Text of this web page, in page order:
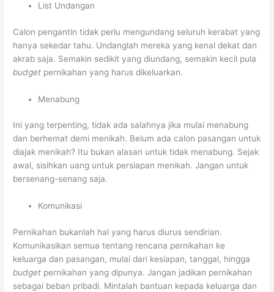
List Undangan
Calon pengantin tidak perlu mengundang seluruh kerabat yang
hanya sekedar tahu. Undanglah mereka yang kenal dekat dan
akrab saja. Semakin sedikit yang diundang, semakin kecil pula
budget pernikahan yang harus dikeluarkan.
Menabung
Ini yang terpenting, tidak ada salahnya jika mulai menabung
dan berhemat demi menikah. Belum ada calon pasangan untuk
diajak menikah? Itu bukan alasan untuk tidak menabung. Sejak
awal, sisihkan uang untuk persiapan menikah. Jangan untuk
bersenang-senang saja.
Komunikasi
Pernikahan bukanlah hal yang harus diurus sendirian.
Komunikasikan semua tentang rencana pernikahan ke
keluarga dan pasangan, mulai dari kesiapan, tanggal, hingga
budget pernikahan yang dipunya. Jangan jadikan pernikahan
sebagai beban pribadi. Mintalah bantuan kepada keluarga dan